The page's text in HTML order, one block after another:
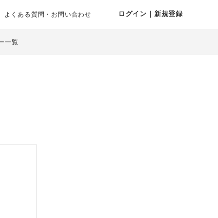
よくある質問・お問い合わせ ログイン｜新規登録
一覧